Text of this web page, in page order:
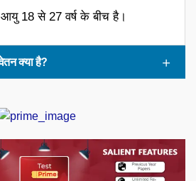
आयु 18 से 27 वर्ष के बीच है।
क्या है?